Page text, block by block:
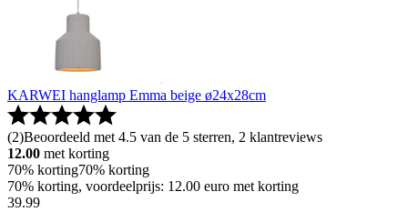
KARWEI hanglamp Emma beige ø24x28cm
(2)Beoordeeld met 4.5 van de 5 sterren, 2 klantreviews
12.00 met korting
70% korting70% korting
70% korting, voordeelprijs: 12.00 euro met korting
39.99